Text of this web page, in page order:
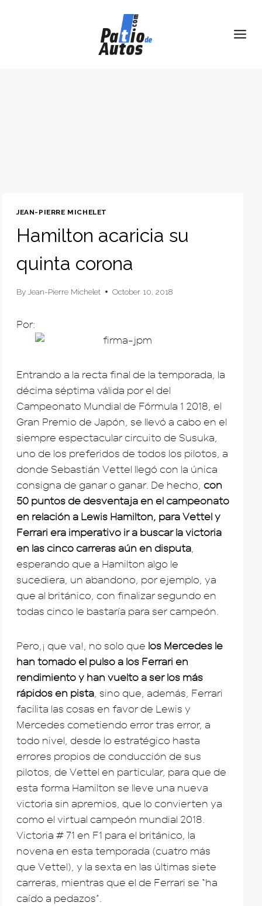
JEAN-PIERRE MICHELET
Hamilton acaricia su
quinta corona
By Jean-Pierre Michelet October 10, 2018
Por:
Entrando a la recta final de la temporada, la
décima séptima válida por el del
Campeonato Mundial de Fórmula 1 2018, el
Gran Premio de Japón, se llevó a cabo en el
siempre espectacular circuito de Susuka,
uno de los preferidos de todos los pilotos, a
donde Sebastián Vettel llegó con la única
consigna de ganar o ganar. De hecho, con
50 puntos de desventaja en el campeonato
en relación a Lewis Hamilton, para Vettel y
Ferrari era imperativo ir a buscar la victoria
en las cinco carreras aún en disputa
esperando que a Hamilton algo le
sucediera, un abandono, por ejemplo, ya
que al británico, con finalizar segundo en
todas cinco le bastaría para ser campeón.
Pero,¡ que va!, no solo que los Mercedes le
han tomado el pulso a los Ferrari en
rendimiento y han vuelto a ser los más
rápidos en pista , sino que, además, Ferrari
facilita las cosas en favor de Lewis y
Mercedes cometiendo error tras error, a
todo nivel, desde lo estratégico hasta
errores propios de conducción de sus
pilotos, de Vettel en particular, para que de
esta forma Hamilton se lleve una nueva
victoria sin apremios, que lo convierten ya
como el virtual campeón mundial 2018.
Victoria # 71 en F1 para el británico, la
novena en esta temporada (cuatro más
que Vettel), y la sexta en las últimas siete
carreras, mientras que el de Ferrari se “ha
caído a pedazos”.